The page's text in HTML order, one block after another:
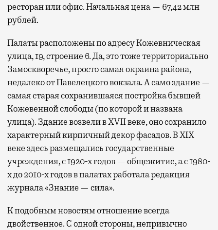
ресторан или офис. Начальная цена — 67,42 млн
рублей.
Палаты расположены по адресу Кожевническая
улица, 19, строение 6. Да, это тоже территориально
Замоскворечье, просто самая окраина района,
недалеко от Павелецкого вокзала. А само здание —
самая старая сохранившаяся постройка бывшей
Кожевенной слободы (по которой и названа
улица). Здание возвели в XVII веке, оно сохранило
характерный кирпичный декор фасадов. В XIX
веке здесь размещались государственные
учреждения, с 1920-х годов — общежитие, а с 1980-
х до 2010-х годов в палатах работала редакция
журнала «Знание — сила».
К подобным новостям отношение всегда
двойственное. С одной стороны, непривычно